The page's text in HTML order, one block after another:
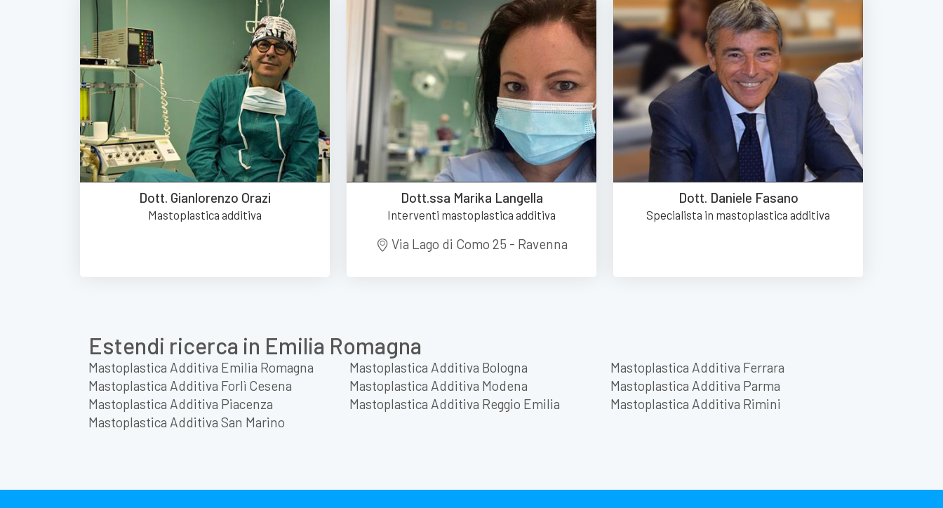
Dott. Gianlorenzo Orazi
Mastoplastica additiva
Dott.ssa Marika Langella
Interventi mastoplastica additiva
Via Lago di Como 25 - Ravenna
Dott. Daniele Fasano
Specialista in mastoplastica additiva
Estendi ricerca in Emilia Romagna
Mastoplastica Additiva Emilia Romagna Mastoplastica Additiva Bologna
Mastoplastica Additiva Ferrara
Mastoplastica Additiva Forlì Cesena
Mastoplastica Additiva Modena
Mastoplastica Additiva Parma
Mastoplastica Additiva Piacenza
Mastoplastica Additiva Reggio Emilia
Mastoplastica Additiva Rimini
Mastoplastica Additiva San Marino